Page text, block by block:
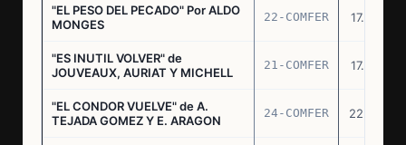
"EL PESO DEL PECADO" Por ALDO
MONGES
22-COMFER 17.06.76
"ES INUTIL VOLVER" de
JOUVEAUX, AURIAT Y MICHELL
21-COMFER 17.06.76
"EL CONDOR VUELVE" de A.
TEJADA GOMEZ Y E. ARAGON
24-COMFER 22.06.76